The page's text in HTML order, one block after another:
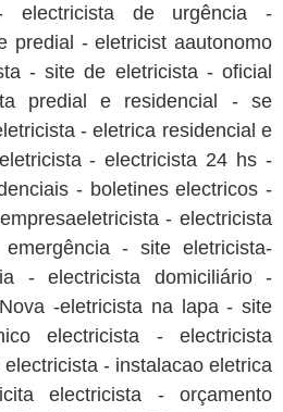
electricista de urgência -
predial - eletricist aautonomo
- site de eletricista - oficial
predial e residencial - se
- eletrica residencial e
- electricista 24 hs -
- boletines electricos -
- electricista
- site eletricista-
- electricista domiciliário -
-eletricista na lapa - site
electricista - electricista
- instalacao eletrica
electricista - orçamento